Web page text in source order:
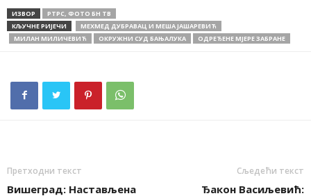
ИЗВОР
РТРС, ФОТО БН ТВ
КЉУЧНЕ РИЈЕЧИ
МЕХМЕД ДУБРАВАЦ И МЕША ЈАШАРЕВИЋ
МИЛАН МИЛИЧЕВИЋ
ОКРУЖНИ СУД БАЊАЛУКА ОДРЕЂЕНЕ МЈЕРЕ ЗАБРАНЕ
Претходни текст
Вишеград: Настављена
Сљедећи текст
Ђакон Васиљевић: